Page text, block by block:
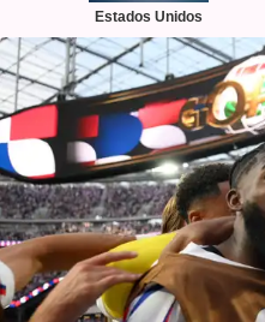
Estados Unidos